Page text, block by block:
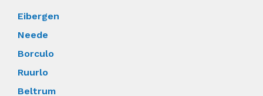
Eibergen
Neede
Borculo
Ruurlo
Beltrum